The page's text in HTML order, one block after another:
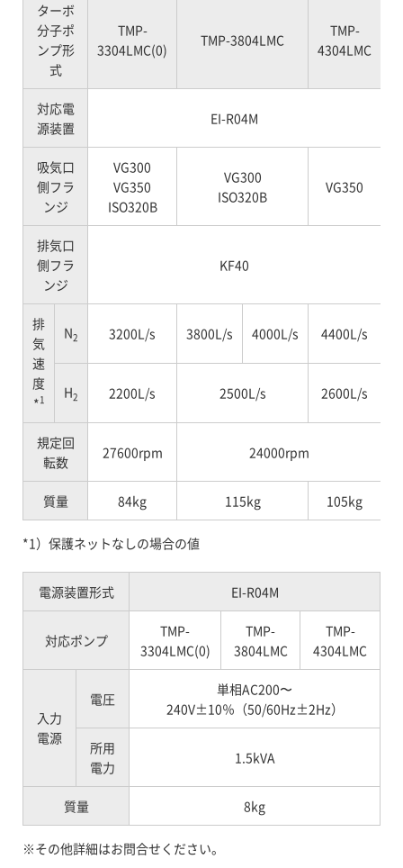
ターボ
分子ポ
ンプ形
式
TMP-
3304LMC(0)
TMP-3804LMC
TMP-
4304LMC
対応電
源装置
EI-R04M
吸気口
側フラ
ンジ
VG300
VG350
ISO320B
VG300
ISO320B
VG350
排気口
側フラ
ンジ
KF40
排
気
速
度
*1
N2 3200L/s 3800L/s 4000L/s 4400L/s
H2 2200L/s 2500L/s 2600L/s
規定回
転数
27600rpm 24000rpm
質量 84kg 115kg 105kg
*1）保護ネットなしの場合の値
電源装置形式 EI-R04M
対応ポンプ
TMP-
3304LMC(0)
TMP-
3804LMC
TMP-
4304LMC
入力
電源
電圧
単相AC200〜
240V±10％（50/60Hz±2Hz）
所用
電力
1.5kVA
質量 8kg
※その他詳細はお問合せください。